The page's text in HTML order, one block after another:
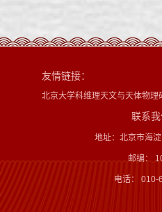
友情链接：
北京大学科维理天文与天体物理
联系我
地址：北京市海
邮编：
电话： 010-